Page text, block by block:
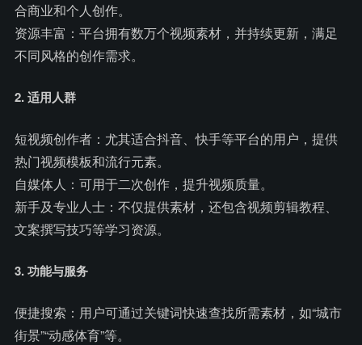
合商业和个人创作。
资源丰富：平台拥有数万个视频素材，并持续更新，满足
不同风格的创作需求。
2. 适用人群
短视频创作者：尤其适合抖音、快手等平台的用户，提供
热门视频模板和流行元素。
自媒体人：可用于二次创作，提升视频质量。
新手及专业人士：不仅提供素材，还包含视频剪辑教程、
文案撰写技巧等学习资源。
3. 功能与服务
便捷搜索：用户可通过关键词快速查找所需素材，如“城市
街景”“动感体育”等。